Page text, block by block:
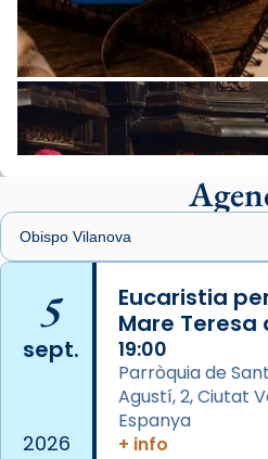
Mons. Sergi Gordo,
presidit aquest 27 de
Santes de Mataró.
🔗tinyurl.com/cvu5jmbk
📸 J. Merino
de Barcelona.
2 weeks ago
Aquest dilluns, 27 de
missa d’acció de
comitè organitzador
del Sant Pare Lleó XIV a
5
sept.
2026
Eucaristia
Mare
19:00
Parròquia de
Agustí, 2, Ciutat
Espanya
+ info